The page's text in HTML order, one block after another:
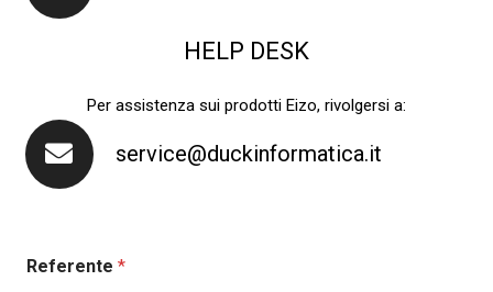
HELP DESK
Per assistenza sui prodotti Eizo, rivolgersi a:
service@duckinformatica.it
Referente *